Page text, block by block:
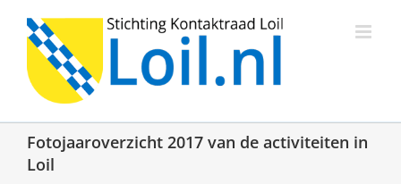
inhoud
Fotojaaroverzicht 2017 van de activiteiten in
Loil